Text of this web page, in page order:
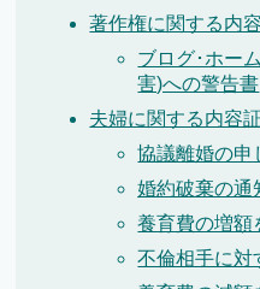
著作権に関する内
ブログ･ホー
害)への警告書
夫婦に関する内容
協議離婚の申
婚約破棄の通
養育費の増額
不倫相手に対